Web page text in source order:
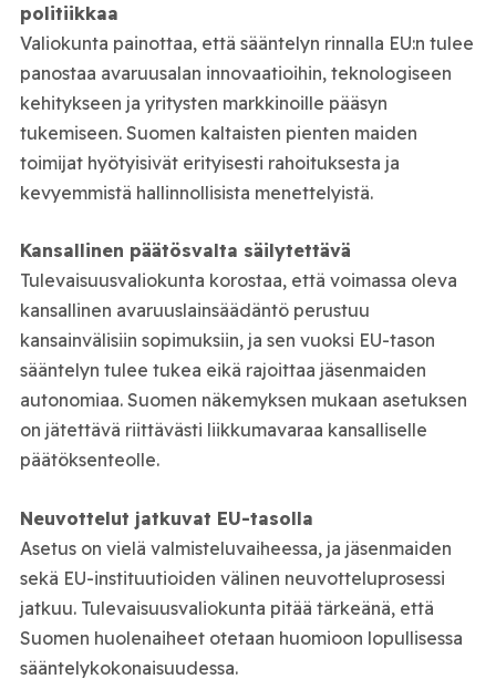
politiikkaa
Valiokunta painottaa, että sääntelyn rinnalla EU:n tulee
panostaa avaruusalan innovaatioihin, teknologiseen
kehitykseen ja yritysten markkinoille pääsyn
tukemiseen. Suomen kaltaisten pienten maiden
toimijat hyötyisivät erityisesti rahoituksesta ja
kevyemmistä hallinnollisista menettelyistä.
Kansallinen päätösvalta säilytettävä
Tulevaisuusvaliokunta korostaa, että voimassa oleva
kansallinen avaruuslainsäädäntö perustuu
kansainvälisiin sopimuksiin, ja sen vuoksi EU-tason
sääntelyn tulee tukea eikä rajoittaa jäsenmaiden
autonomiaa. Suomen näkemyksen mukaan asetuksen
on jätettävä riittävästi liikkumavaraa kansalliselle
päätöksenteolle.
Neuvottelut jatkuvat EU-tasolla
Asetus on vielä valmisteluvaiheessa, ja jäsenmaiden
sekä EU-instituutioiden välinen neuvotteluprosessi
jatkuu. Tulevaisuusvaliokunta pitää tärkeänä, että
Suomen huolenaiheet otetaan huomioon lopullisessa
sääntelykokonaisuudessa.